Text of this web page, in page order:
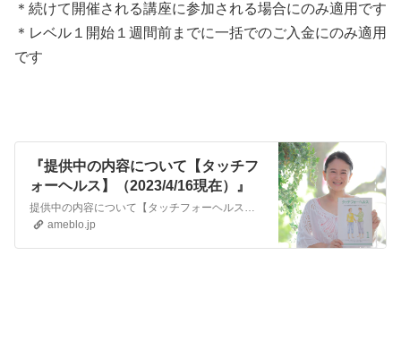
＊続けて開催される講座に参加される場合にのみ適用です
＊レベル１開始１週間前までに一括でのご入金にのみ適用
です
『提供中の内容について【タッチフ
ォーヘルス】（2023/4/16現在）』
ameblo.jp